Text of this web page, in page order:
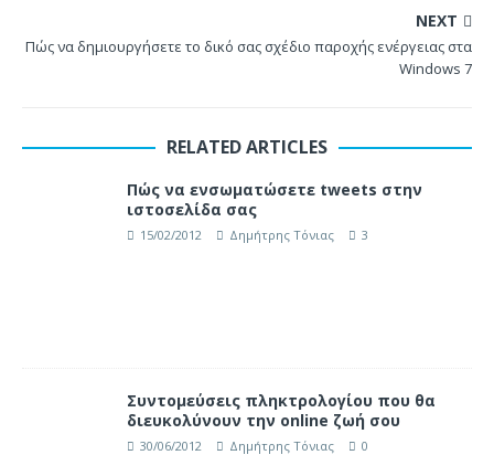
NEXT
Πώς να δημιουργήσετε το δικό σας σχέδιο παροχής ενέργειας στα
Windows 7
RELATED ARTICLES
Πώς να ενσωματώσετε tweets στην
ιστοσελίδα σας
15/02/2012 Δημήτρης Τόνιας 3
Συντομεύσεις πληκτρολογίου που θα
διευκολύνουν την online ζωή σου
30/06/2012 Δημήτρης Τόνιας 0